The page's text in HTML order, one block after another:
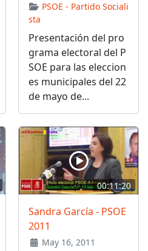
PSOE - Partido Sociali
sta
Presentación del pro
grama electoral del P
SOE para las eleccion
es municipales del 22
de mayo de...
00:11:20
Sandra García - PSOE
2011
May 16, 2011